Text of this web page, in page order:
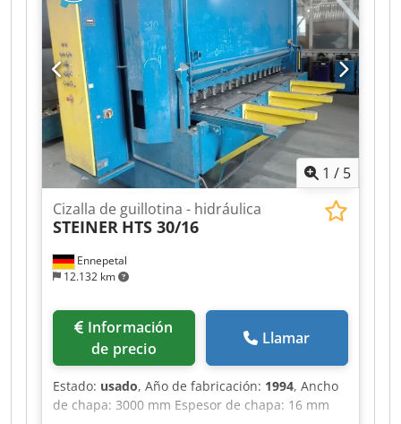
Equipada con protección de entrada por la parte
trasera y parada de emergencia en la parte
delantera. La máquina dispone de un sistema de
elevación para el material cortado y una bandeja
de recogida (no aparece en las fotos).
1 / 5
Ennepetal
12.132 km
Cizalla de guillotina - hidráulica
STEINER HTS 30/16
de precio
Llamar
Estado: usado, Año de fabricación: 1994, Ancho
de chapa: 3000 mm Espesor de chapa: 16 mm